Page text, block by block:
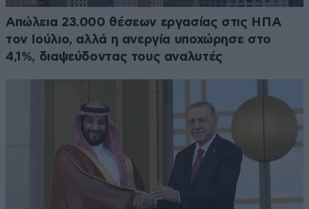
Απώλεια 23.000 θέσεων εργασίας στις ΗΠΑ
τον Ιούλιο, αλλά η ανεργία υποχώρησε στο
4,1%, διαψεύδοντας τους αναλυτές